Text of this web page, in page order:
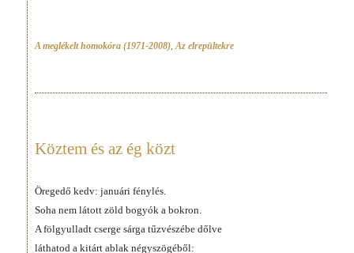
A meglékelt homokóra (1971-2008),Az elrepültekre
Köztem és az ég közt
Öregedő kedv: januári fénylés.
Soha nem látott zöld bogyók a bokron.
A fölgyulladt cserge sárga tűzvészébe dőlve
láthatod a kitárt ablak négyszögéből: